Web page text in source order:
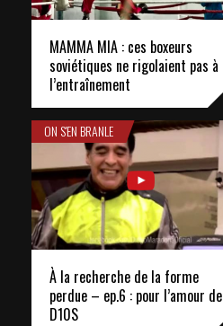
MAMMA MIA : ces boxeurs
soviétiques ne rigolaient pas à
l’entraînement
ON S'EN BRANLE
À la recherche de la forme
perdue – ep.6 : pour l’amour de
D10S